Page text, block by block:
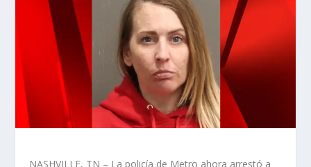
NASHVILLE, TN – La policía de Metro ahora arrestó a